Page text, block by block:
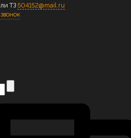
ТЗ 504152@mail.ru